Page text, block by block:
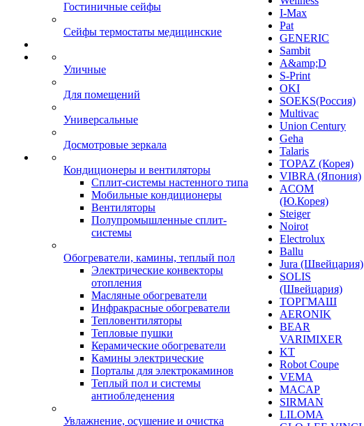
Гостиничные сейфы
Сейфы термостаты медицинские
Уличные
Для помещений
Универсальные
Досмотровые зеркала
Кондиционеры и вентиляторы
Сплит-системы настенного типа
Мобильные кондиционеры
Вентиляторы
Полупромышленные сплит-
системы
Обогреватели, камины, теплый пол
Электрические конвекторы
отопления
Масляные обогреватели
Инфракрасные обогреватели
Тепловентиляторы
Тепловые пушки
Керамические обогреватели
Камины электрические
Порталы для электрокаминов
Теплый пол и системы
антиобледенения
Увлажнение, осушение и очистка
I-Max
Pat
GENERIC
Sambit
A&amp;D
S-Print
OKI
SOEKS(Россия)
Multivac
Union Century
Geha
Talaris
TOPAZ (Корея)
VIBRA (Япония)
ACOM
(Ю.Корея)
Steiger
Noirot
Electrolux
Ballu
Jura (Швейцария)
SOLIS
(Швейцария)
ТОРГМАШ
AERONIK
BEAR
VARIMIXER
KT
Robot Coupe
VEMA
MACAP
SIRMAN
LILOMA